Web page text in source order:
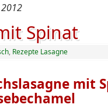
Spinat
, Rezepte Lasagne
mit